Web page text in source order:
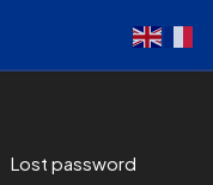
Lost password